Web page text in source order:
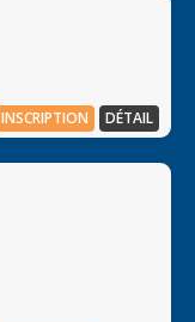
INSCRIPTION DÉTAIL